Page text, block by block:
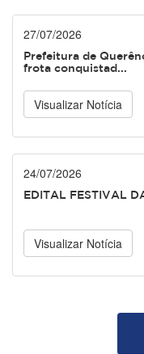
27/07/2026
Prefeitura de
frota conquistad...
Visualizar Notícia
24/07/2026
EDITAL FESTIVAL
Visualizar Notícia